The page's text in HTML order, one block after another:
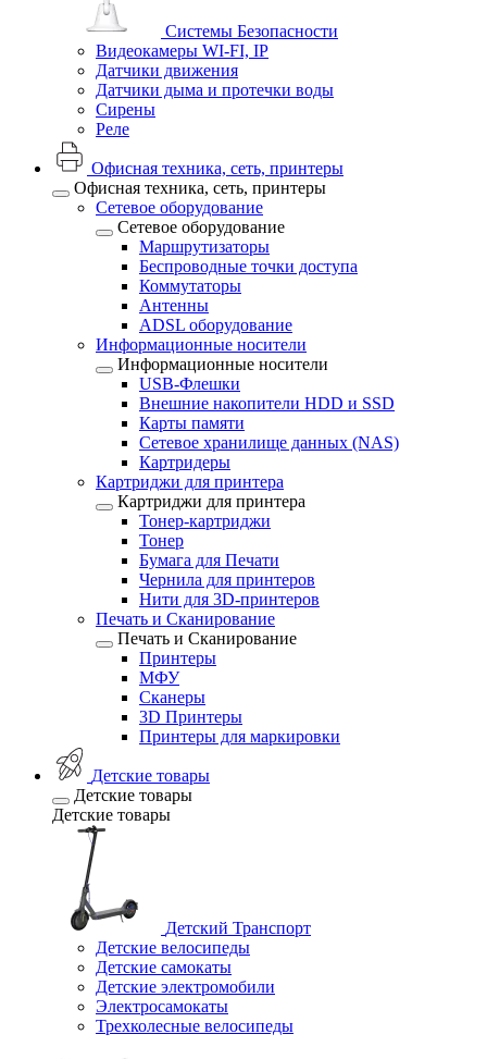
Системы Безопасности
Видеокамеры WI-FI, IP
Датчики движения
Датчики дыма и протечки воды
Сирены
Реле
Офисная техника, cеть, принтеры
Офисная техника, cеть, принтеры
Сетевое оборудование
Сетевое оборудование
Маршрутизаторы
Беспроводные точки доступа
Коммутаторы
Антенны
ADSL оборудование
Информационные носители
Информационные носители
USB-Флешки
Внешние накопители HDD и SSD
Карты памяти
Сетевое хранилище данных (NAS)
Картридеры
Картриджи для принтера
Картриджи для принтера
Тонер-картриджи
Тонер
Бумага для Печати
Чернила для принтеров
Нити для 3D-принтеров
Печать и Сканирование
Печать и Сканирование
Принтеры
МФУ
Сканеры
3D Принтеры
Принтеры для маркировки
Детские товары
Детские товары
Детские товары
Детский Транспорт
Детские велосипеды
Детские самокаты
Детские электромобили
Электросамокаты
Трехколесные велосипеды